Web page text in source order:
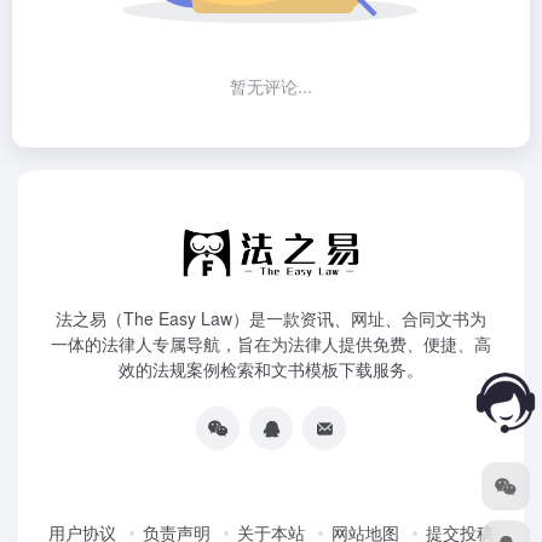
暂无评论...
法之易（The Easy Law）是一款资讯、网址、合同文书为
一体的法律人专属导航，旨在为法律人提供免费、便捷、高
效的法规案例检索和文书模板下载服务。
用户协议 负责声明 关于本站 网站地图 提交投稿